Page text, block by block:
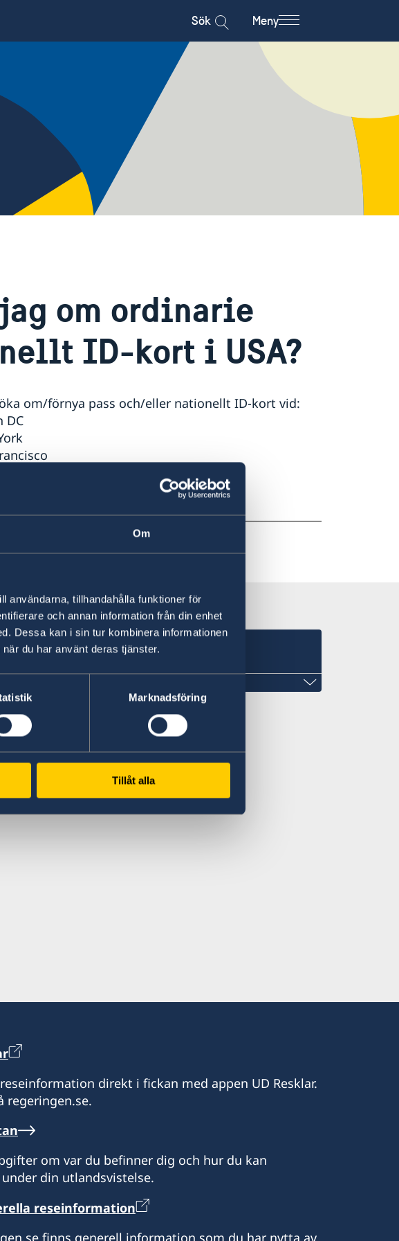
Om
användarna, tillhandahålla funktioner för
och annan information från din enhet
Dessa kan i sin tur kombinera informationen
du har använt deras tjänster.
Marknadsföring
Tillåt alla
Sök Meny
om ordinarie
ID-kort i USA?
om/förnya pass och/eller nationellt ID-kort vid:
DC
- Sweden Abroad.
2590
direkt i fickan med appen UD Resklar.
regeringen.se.
om var du befinner dig och hur du kan
din utlandsvistelse.
reseinformation
finns generell information som du har nytta av